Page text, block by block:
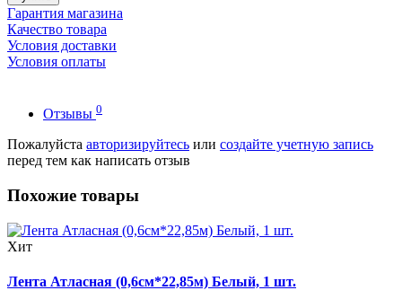
Гарантия магазина
Качество товара
Условия доставки
Условия оплаты
Отзывы 0
Пожалуйста авторизируйтесь или создайте учетную запись
перед тем как написать отзыв
Похожие товары
Хит
Лента Атласная (0,6см*22,85м) Белый, 1 шт.